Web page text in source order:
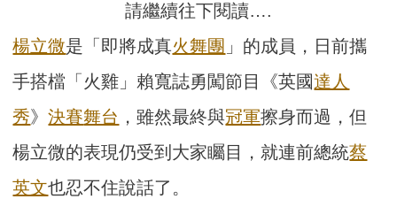
請繼續往下閱讀….
楊立微是「即將成真火舞團 」的成員，日前攜
手搭檔「火雞」賴寬誌勇闖節目《英國達人
秀》決賽舞台 ，雖然最終與冠軍擦身而過，但
楊立微的表現仍受到大家矚目，就連前總統蔡
英文也忍不住說話了。